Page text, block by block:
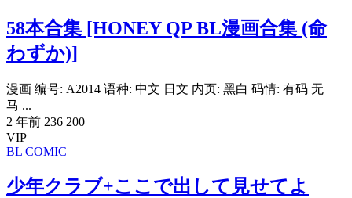
58本合集 [HONEY QP BL漫画合集 (命
わずか)]
漫画 编号: A2014 语种: 中文 日文 内页: 黑白 码情: 有码 无
马 ...
2 年前 236 200
VIP
BL COMIC
少年クラブ+ここで出して見せてよ